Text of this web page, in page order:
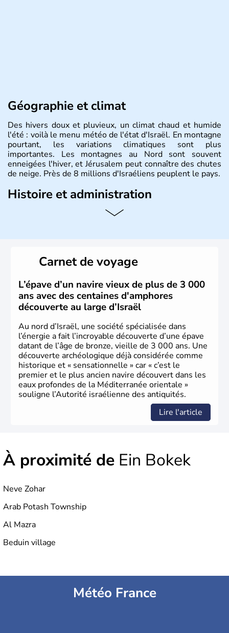
Géographie et climat
Des hivers doux et pluvieux, un climat chaud et humide
l'été : voilà le menu météo de l'état d'Israël. En montagne
pourtant, les variations climatiques sont plus
importantes. Les montagnes au Nord sont souvent
enneigées l'hiver, et Jérusalem peut connaître des chutes
de neige. Près de 8 millions d'Israéliens peuplent le pays.
Histoire et administration
L'Israël est un état de la partie est de la Méditerranée,
vrai essor économique dans le domaine des nouvelles
Carnet de voyage
L’épave d’un navire vieux de plus de 3 000
ans avec des centaines d'amphores
découverte au large d’Israël
Au nord d’Israël, une société spécialisée dans
l’énergie a fait l’incroyable découverte d’une épave
datant de l’âge de bronze, vieille de 3 000 ans. Une
découverte archéologique déjà considérée comme
historique et « sensationnelle » car « c’est le
premier et le plus ancien navire découvert dans les
eaux profondes de la Méditerranée orientale »
souligne l’Autorité israélienne des antiquités.
Lire l'article
À proximité de Ein Bokek
Neve Zohar
Arab Potash Township
Al Mazra
Beduin village
Météo France